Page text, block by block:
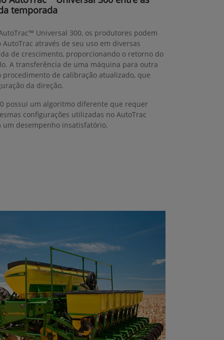
temporada
Universal 300, os produtores podem
através de seu uso em diversas
de crescimento, proporcionando o retorno do
A transferência de uma máquina para outra
de calibração atualizado, que
da direção.
possui um algoritmo diferente que requer
configurações utilizadas no AutoTrac
desempenho insatisfatório.